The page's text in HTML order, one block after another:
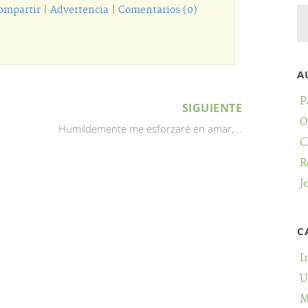
Advertencia Comentarios (0)
SIGUIENTE
Humildemente me esforzaré en amar,...